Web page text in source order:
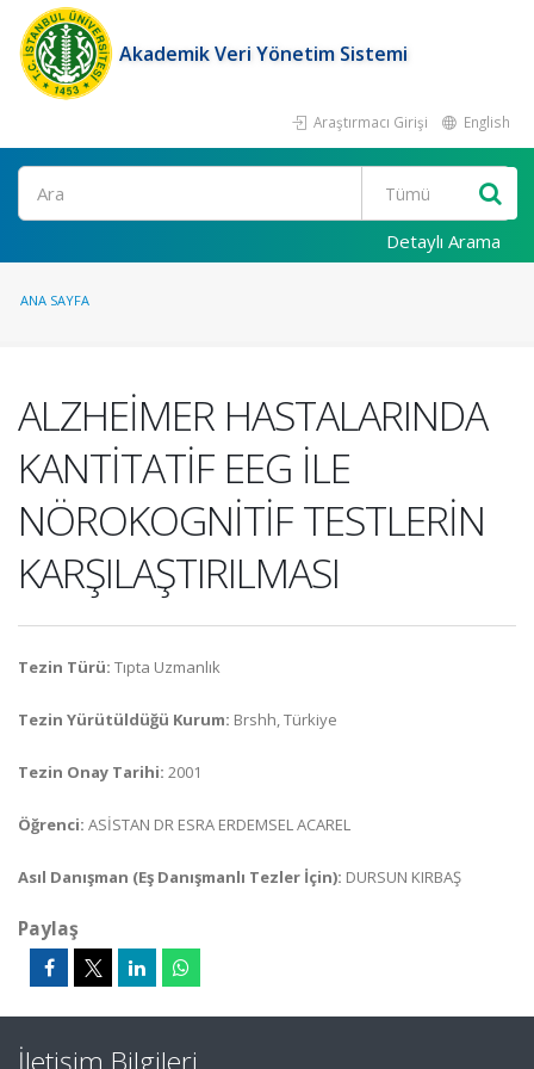
Akademik Veri Yönetim Sistemi
Araştırmacı Girişi English
Ara
Detaylı Arama
ANA SAYFA
ALZHEİMER HASTALARINDA
KANTİTATİF EEG İLE
NÖROKOGNİTİF TESTLERİN
KARŞILAŞTIRILMASI
Tezin Türü: Tıpta Uzmanlık
Tezin Yürütüldüğü Kurum: Brshh, Türkiye
Tezin Onay Tarihi: 2001
Öğrenci: ASİSTAN DR ESRA ERDEMSEL ACAREL
Asıl Danışman (Eş Danışmanlı Tezler İçin): DURSUN KIRBAŞ
Paylaş
İletişim Bilgileri